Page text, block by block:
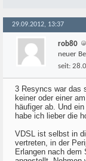
29.09.2012, 13:37
rob80
neuer
seit:
3 Resyncs war das
keiner oder einer
häufiger ab. Und
habe ich lieber die
VDSL ist selbst in
vertreten, in der
Erlangen nach